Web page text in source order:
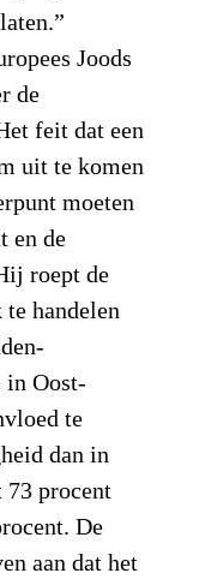
Joods
de
feit dat een
uit te komen
moeten
en de
roept de
handelen
Oost-
te
dan in
procent
De
aan dat het